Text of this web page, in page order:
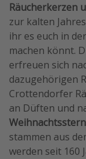
Räucherkerzen
zur kalten
ihr es euch in
machen könnt.
erfreuen sich
dazugehörigen
Crottendorfer
an Düften und
Weihnachtsstern
stammen aus
werden seit 160